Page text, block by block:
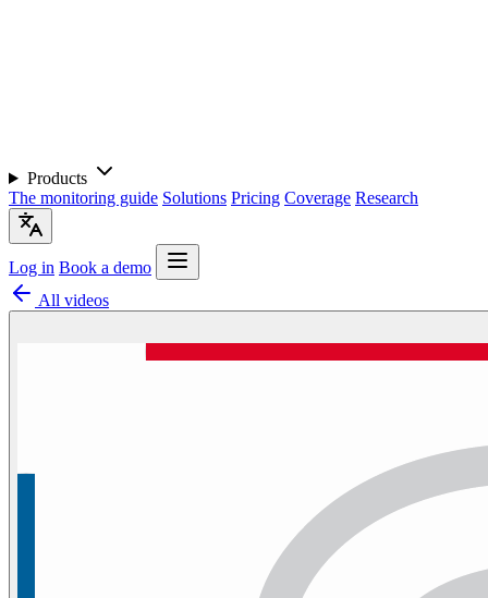
Products
The monitoring guide Solutions Pricing Coverage Research
Log in Book a demo
All videos